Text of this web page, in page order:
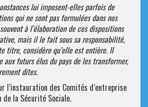
lui imposent-elles parfois de
qui ne sont pas formulées dans nos
à l’élaboration de ces dispositions
mais il le fait sous sa responsabilité,
titre, considère qu’elle est entière. Il
aux futurs élus du pays de les transformer,
dites.
l’instauration des Comités d’entreprise
la Sécurité Sociale.